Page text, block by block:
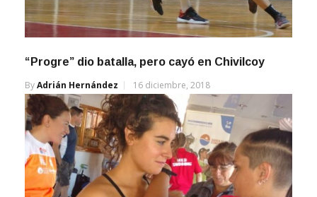
“Progre” dio batalla, pero cayó en Chivilcoy
ByAdrián Hernández 16 diciembre, 2018